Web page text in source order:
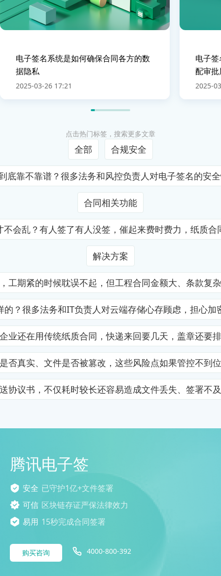
电子签名系统是如何确保合同各方的数
据隐私
2025-03-26 17:21
电子
配审
2025-
点击热门标签，搜索更多文章
全部 合规安全
靠不靠谱？很多法务和风控负责人对电子签名的
合同相关功能
会乱？有人签了有人没签，催起来费时费力，纸质
解决方案
期紧的时候耽误不起，但工程合同金额大、条款
很多法务和IT负责人对云端存储心存顾虑，担
还在用传统纸质合同，快递来回要几天，盖章还
真实、文件是否被篡改，这些风险点如果管控不
议书，不仅耗时较长还容易造成文件丢失、签署
腾讯电子签
安全 已守护1亿+文件签署
可信 区块链存证严保法律效力
易用 15秒完成合同签署
购买咨询 4000-800-392